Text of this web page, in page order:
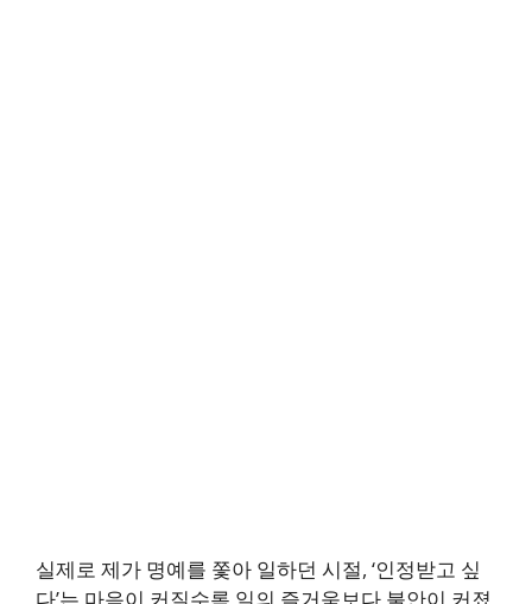
실제로 제가 명예를 쫓아 일하던 시절, ‘인정받고 싶
다’는 마음이 커질수록 일의 즐거움보다 불안이 커졌